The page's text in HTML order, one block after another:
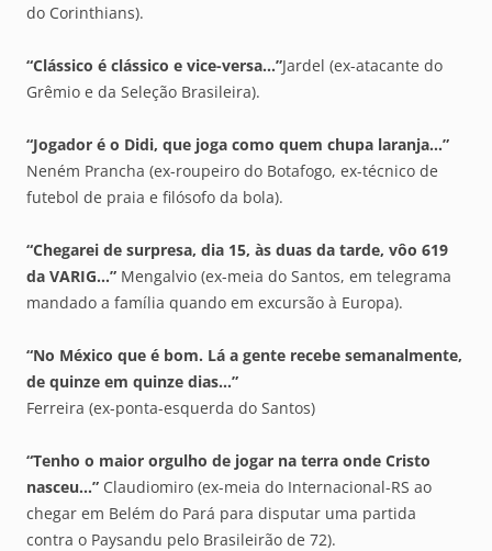
do Corinthians).
“Clássico é clássico e vice-versa…”Jardel (ex-atacante do
Grêmio e da Seleção Brasileira).
“Jogador é o Didi, que joga como quem chupa laranja…”
Neném Prancha (ex-roupeiro do Botafogo, ex-técnico de
futebol de praia e filósofo da bola).
“Chegarei de surpresa, dia 15, às duas da tarde, vôo 619
da VARIG…” Mengalvio (ex-meia do Santos, em telegrama
mandado a família quando em excursão à Europa).
“No México que é bom. Lá a gente recebe semanalmente,
de quinze em quinze dias…”
Ferreira (ex-ponta-esquerda do Santos)
“Tenho o maior orgulho de jogar na terra onde Cristo
nasceu…” Claudiomiro (ex-meia do Internacional-RS ao
chegar em Belém do Pará para disputar uma partida
contra o Paysandu pelo Brasileirão de 72).